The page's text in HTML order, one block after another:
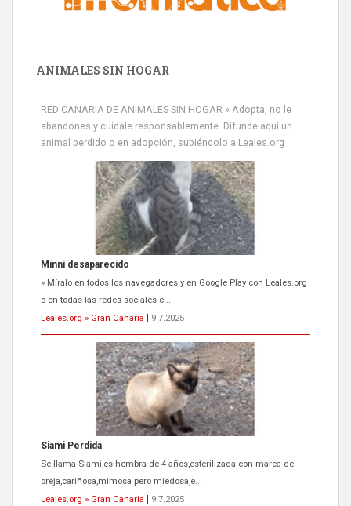
ANIMALES SIN HOGAR
RED CANARIA DE ANIMALES SIN HOGAR » Adopta, no le
abandones y cuídale responsablemente. Difunde aquí un
animal perdido o en adopción, subiéndolo a Leales.org
Minni desaparecido
» Míralo en todos los navegadores y en Google Play con Leales.org
o en todas las redes sociales c...
Leales.org » Gran Canaria
9.7.2025
Siami Perdida
Se llama Siami,es hembra de 4 años,esterilizada con marca de
oreja,cariñosa,mimosa pero miedosa,e...
Leales.org » Gran Canaria
9.7.2025